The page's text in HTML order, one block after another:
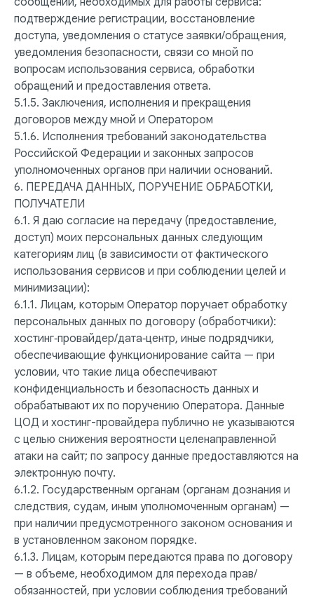
подтверждение регистрации, восстановление
доступа, уведомления о статусе заявки/обращения,
уведомления безопасности, связи со мной по
вопросам использования сервиса, обработки
обращений и предоставления ответа.
5.1.5. Заключения, исполнения и прекращения
договоров между мной и Оператором
5.1.6. Исполнения требований законодательства
Российской Федерации и законных запросов
уполномоченных органов при наличии оснований.
6. ПЕРЕДАЧА ДАННЫХ, ПОРУЧЕНИЕ ОБРАБОТКИ,
ПОЛУЧАТЕЛИ
6.1. Я даю согласие на передачу (предоставление,
доступ) моих персональных данных следующим
категориям лиц (в зависимости от фактического
использования сервисов и при соблюдении целей и
минимизации):
6.1.1. Лицам, которым Оператор поручает обработку
персональных данных по договору (обработчики):
хостинг‑провайдер/дата‑центр, иные подрядчики,
обеспечивающие функционирование сайта — при
условии, что такие лица обеспечивают
конфиденциальность и безопасность данных и
обрабатывают их по поручению Оператора. Данные
ЦОД и хостинг-провайдера публично не указываются
с целью снижения вероятности целенаправленной
атаки на сайт; по запросу данные предоставляются на
электронную почту.
6.1.2. Государственным органам (органам дознания и
следствия, судам, иным уполномоченным органам) —
при наличии предусмотренного законом основания и
в установленном законом порядке.
6.1.3. Лицам, которым передаются права по договору
— в объеме, необходимом для перехода прав/
обязанностей, при условии соблюдения требований